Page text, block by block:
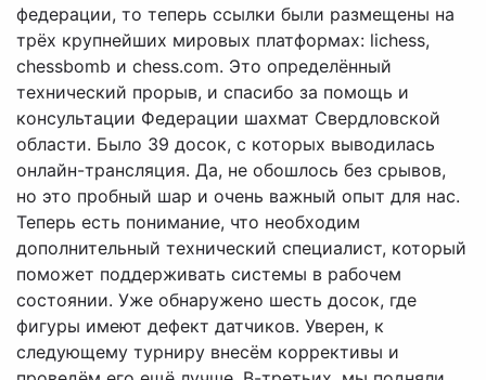
федерации, то теперь ссылки были размещены на
трёх крупнейших мировых платформах: lichess,
chessbomb и chess.com. Это определённый
технический прорыв, и спасибо за помощь и
консультации Федерации шахмат Свердловской
области. Было 39 досок, с которых выводилась
онлайн-трансляция. Да, не обошлось без срывов,
но это пробный шар и очень важный опыт для нас.
Теперь есть понимание, что необходим
дополнительный технический специалист, который
поможет поддерживать системы в рабочем
состоянии. Уже обнаружено шесть досок, где
фигуры имеют дефект датчиков. Уверен, к
следующему турниру внесём коррективы и